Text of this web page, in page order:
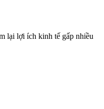
lại lợi ích kinh tế gấp nhiều